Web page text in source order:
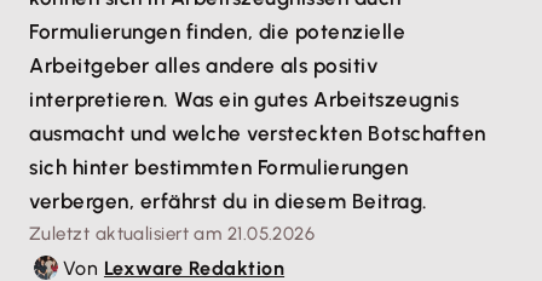
Formulierungen finden, die potenzielle
Arbeitgeber alles andere als positiv
interpretieren. Was ein gutes Arbeitszeugnis
ausmacht und welche versteckten Botschaften
sich hinter bestimmten Formulierungen
verbergen, erfährst du in diesem Beitrag.
Zuletzt aktualisiert am 21.05.2026
Von Lexware Redaktion